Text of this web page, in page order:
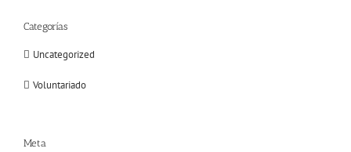
Categorías
Uncategorized
Voluntariado
Meta